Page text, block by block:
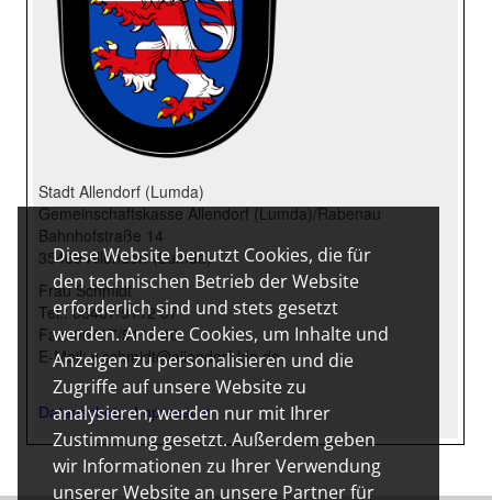
Diese Website benutzt Cookies, die für
den technischen Betrieb der Website
erforderlich sind und stets gesetzt
werden. Andere Cookies, um Inhalte und
Anzeigen zu personalisieren und die
Zugriffe auf unsere Website zu
analysieren, werden nur mit Ihrer
Zustimmung gesetzt. Außerdem geben
wir Informationen zu Ihrer Verwendung
unserer Website an unsere Partner für